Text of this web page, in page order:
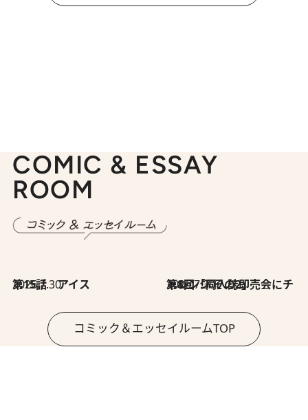
COMIC & ESSAY
ROOM
2026.7.30
第15話 アイス 2026.7.30
第8回「同人誌即売会にチャレンジ その2」
コミック＆エッセイルームTOP